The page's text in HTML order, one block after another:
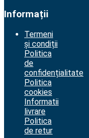
Informații
Termeni
și condiții
Politica
de
confidențialitate
Politica
cookies
Informatii
livrare
Politica
de retur